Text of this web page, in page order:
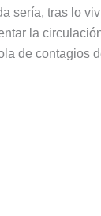
sería, tras lo
la
de contagios